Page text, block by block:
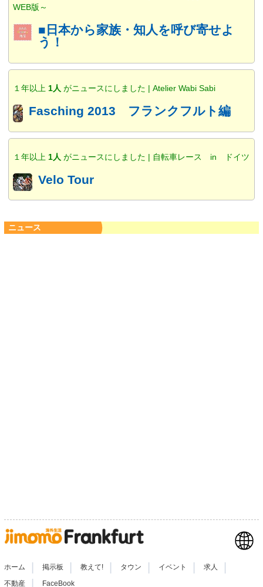
WEB版～
■日本から家族・知人を呼び寄せよ
う！
１年以上 1人 がニュースにしました | Atelier Wabi Sabi
Fasching 2013 フランクフルト編
１年以上 1人 がニュースにしました | 自転車レース in ドイツ
Velo Tour
ニュース
ホーム 掲示板 教えて! タウン イベント 求人
不動産 FaceBook